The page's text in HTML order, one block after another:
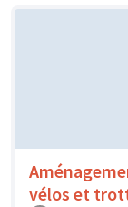
vélos et